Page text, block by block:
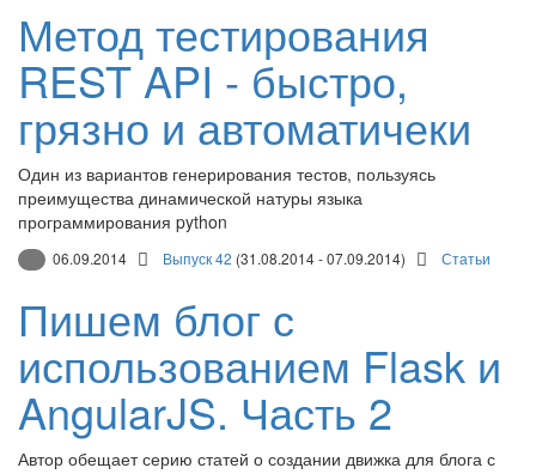
Метод тестирования
REST API - быстро,
грязно и автоматичеки
Один из вариантов генерирования тестов, пользуясь
преимущества динамической натуры языка
программирования python
06.09.2014 Выпуск 42 (31.08.2014 - 07.09.2014) Статьи
Пишем блог с
использованием Flask и
AngularJS. Часть 2
Автор обещает серию статей о создании движка для блога с